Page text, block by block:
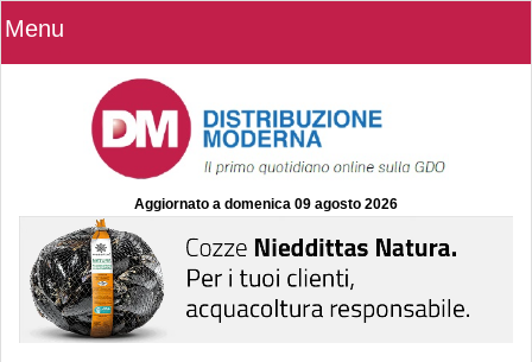
Menu
Aggiornato a domenica 09 agosto 2026